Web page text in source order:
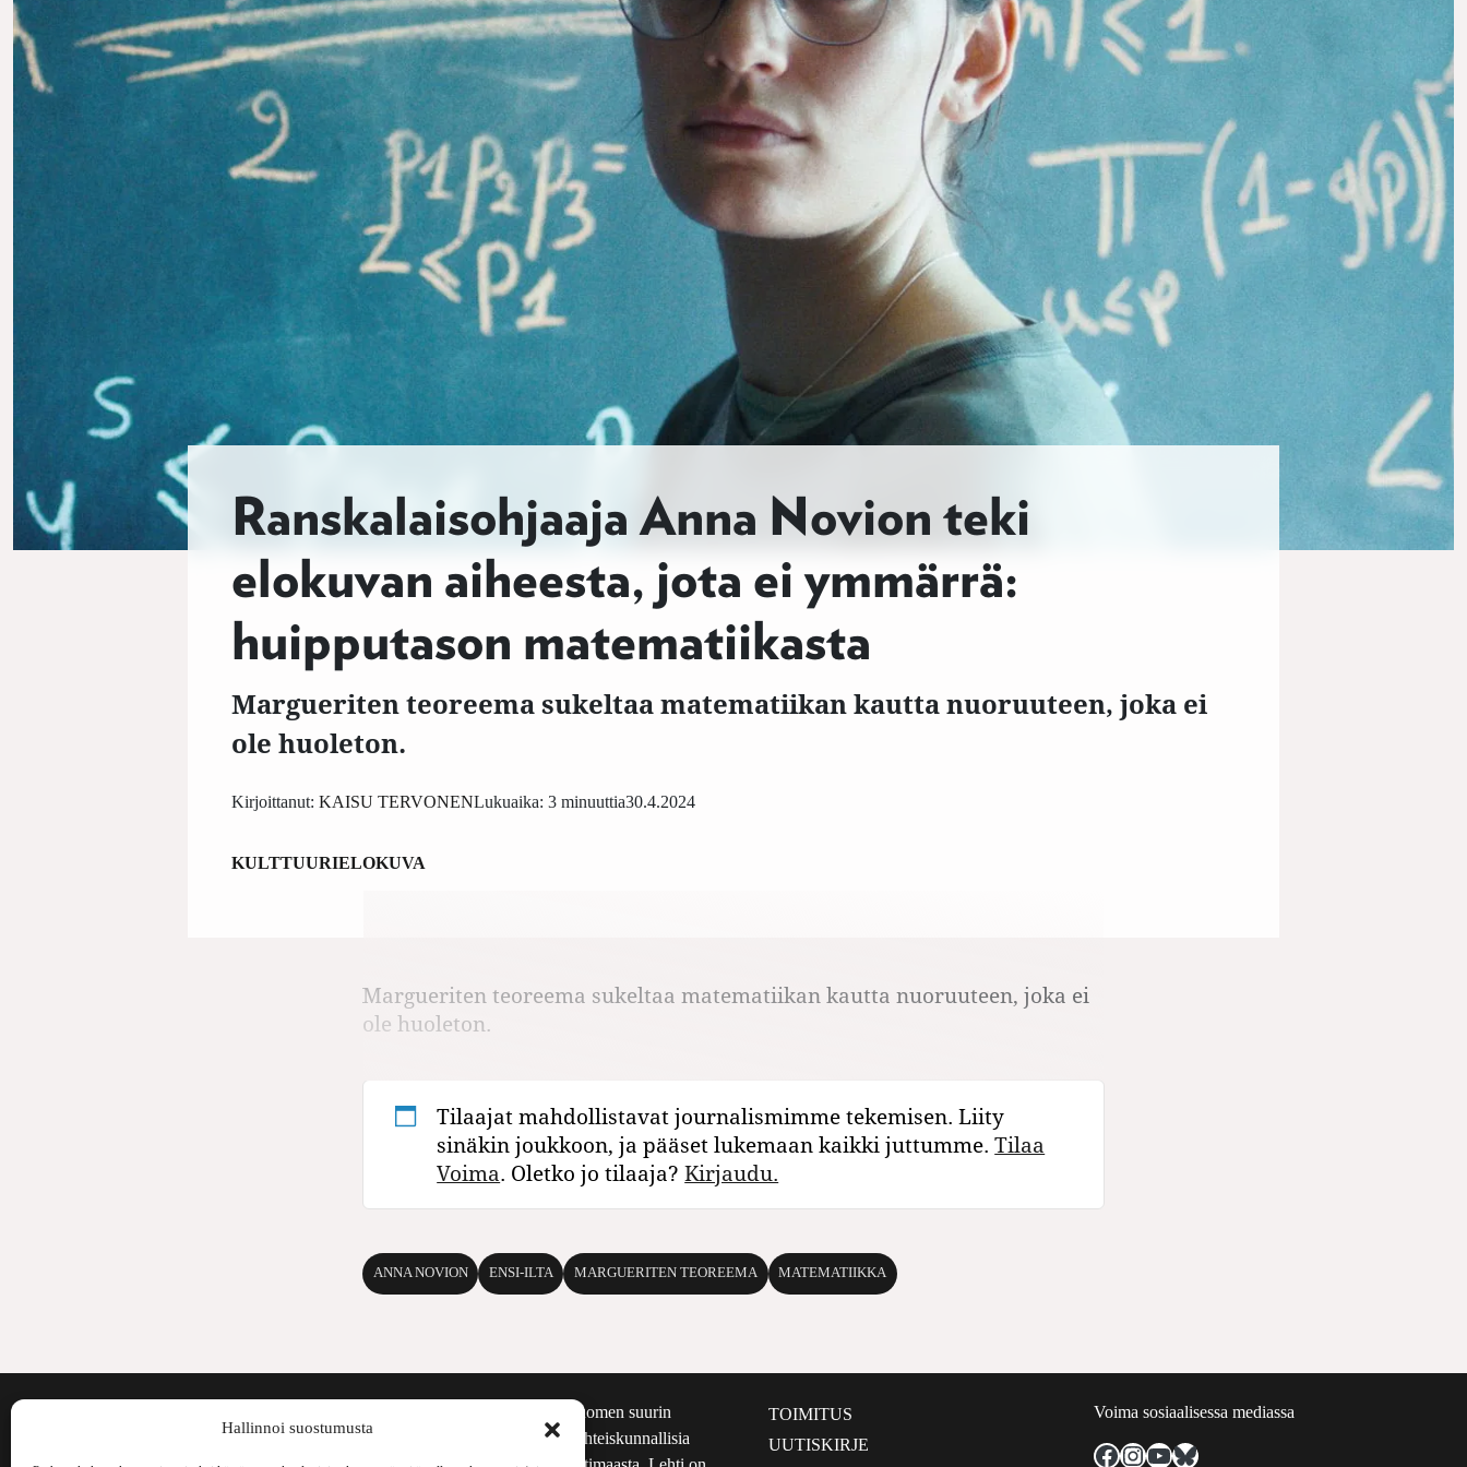
Hallinnoi suostumusta
Ranskalaisohjaaja Anna Novion teki
elokuvan aiheesta, jota ei ymmärrä:
huipputason matematiikasta
Margueriten teoreema sukeltaa matematiikan kautta nuoruuteen, joka ei
ole huoleton.
30.4.2024
Kirjoittanut: KAISU TERVONENLukuaika: 3 minuuttia
KULTTUURIELOKUVA
Margueriten teoreema sukeltaa matematiikan kautta nuoruuteen, joka ei
ole huoleton.
Tilaajat mahdollistavat journalismimme tekemisen. Liity
sinäkin joukkoon, ja pääset lukemaan kaikki juttumme.Tilaa
Voima. Oletko jo tilaaja?Kirjaudu.
ANNA NOVION ENSI-ILTA MARGUERITEN TEOREEMA MATEMATIIKKA
Voima on painosmäärältään Suomen suurin
kulttuurilehti. Se nostaa esiin yhteiskunnallisia
TOIMITUS
UUTISKIRJE
Voima sosiaalisessa mediassa
Facebook
Instagram
YouTube
Bluesky